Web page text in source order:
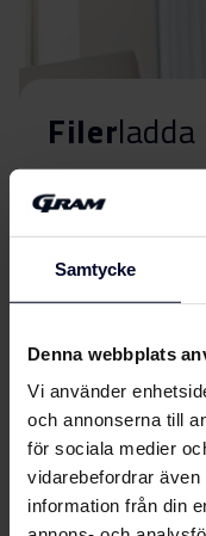
Samtycke
Denna webbplats
Vi använder
och annonserna till
för sociala medier
vidarebefordrar
information från din
Filer
Produktbild FK